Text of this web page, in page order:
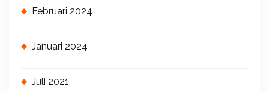
Februari 2024
Januari 2024
Juli 2021